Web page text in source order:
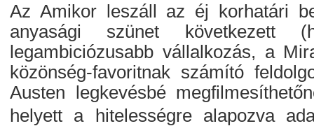
Az Amikor leszáll az éj korhatári
anyasági szünet következett
legambiciózusabb vállalkozás, a
közönség-favoritnak számító
Austen legkevésbé
helyett a hitelességre alapozva